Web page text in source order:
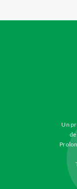
Un